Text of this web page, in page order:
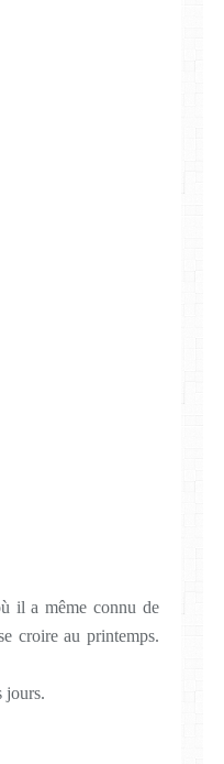
il a même connu de
croire au printemps.
jours.